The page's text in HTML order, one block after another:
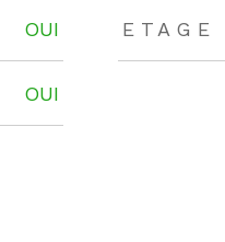
OUI ETAGE
OUI